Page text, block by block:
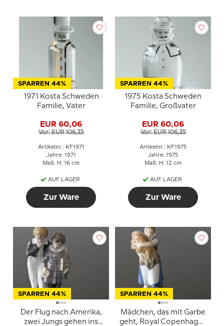
SPARREN 44%
1971 Kosta Schweden
Familie, Vater
EUR 60,06
Vor: EUR 106,35
Artikelnr.: KF1971
Jahre: 1971
Maß: H: 16 cm
AUF LAGER
Zur Ware
SPARREN 44%
1975 Kosta Schweden
Familie, Großvater
EUR 60,06
Vor: EUR 106,35
Artikelnr.: KF1975
Jahre: 1975
Maß: H: 12 cm
AUF LAGER
Zur Ware
SPARREN 44%
Der Flug nach Amerika,
zwei Jungs gehen ins
SPARREN 44%
Mädchen, das mit Garbe
geht, Royal Copenhagen